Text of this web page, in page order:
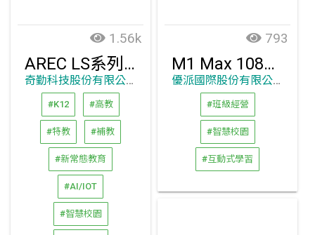
1.56k
AREC LS系列4K高畫質智慧錄播站
奇勤科技股份有限公司
#K12 #高教
#特教 #補教
#新常態教育
#AI/IOT
#智慧校園
793
M1 Max 1080p 可攜式 Google TV 投影機
優派國際股份有限公司
#班級經營
#智慧校園
#互動式學習